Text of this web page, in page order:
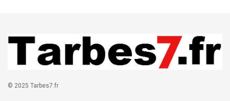
© 2025 Tarbes7.fr